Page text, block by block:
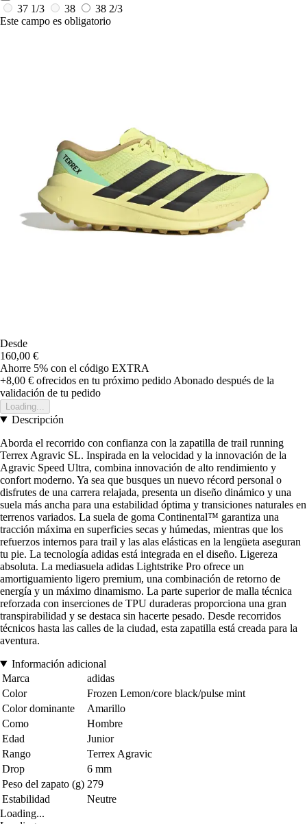
37 1/3
38
38 2/3
Este campo es obligatorio
Desde
160,00 €
Ahorre 5% con el código EXTRA
+8,00 € ofrecidos en tu próximo pedido Abonado después de la
validación de tu pedido
Loading...
Descripción
Aborda el recorrido con confianza con la zapatilla de trail running
Terrex Agravic SL. Inspirada en la velocidad y la innovación de la
Agravic Speed Ultra, combina innovación de alto rendimiento y
confort moderno. Ya sea que busques un nuevo récord personal o
disfrutes de una carrera relajada, presenta un diseño dinámico y una
suela más ancha para una estabilidad óptima y transiciones naturales en
terrenos variados. La suela de goma Continental™ garantiza una
tracción máxima en superficies secas y húmedas, mientras que los
refuerzos internos para trail y las alas elásticas en la lengüeta aseguran
tu pie. La tecnología adidas está integrada en el diseño. Ligereza
absoluta. La mediasuela adidas Lightstrike Pro ofrece un
amortiguamiento ligero premium, una combinación de retorno de
energía y un máximo dinamismo. La parte superior de malla técnica
reforzada con inserciones de TPU duraderas proporciona una gran
transpirabilidad y se destaca sin hacerte pesado. Desde recorridos
técnicos hasta las calles de la ciudad, esta zapatilla está creada para la
aventura.
Información adicional
Marca
adidas
Color
Frozen Lemon/core black/pulse mint
Color dominante
Amarillo
Como
Hombre
Edad
Junior
Rango
Terrex Agravic
Drop
6 mm
Peso del zapato (g) 279
Estabilidad
Neutre
Loading...